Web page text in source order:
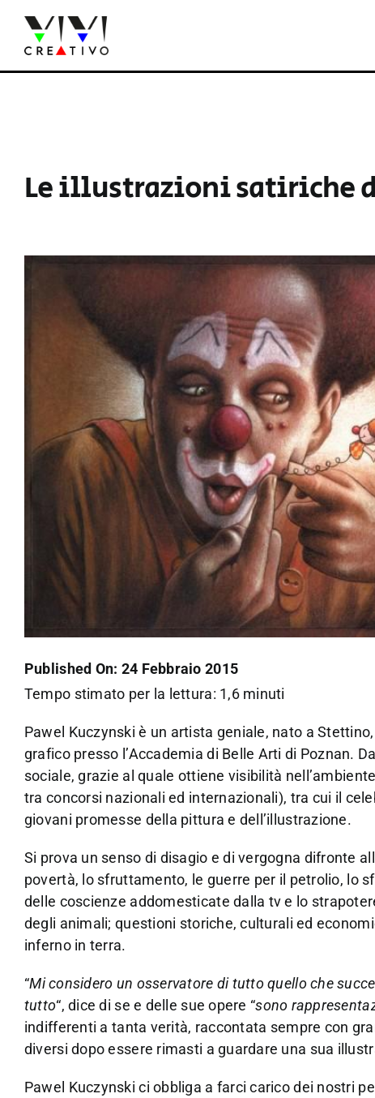
contenuto
Le illustrazioni satiriche
Published On: 24 Febbraio 2015
Tempo stimato per la lettura: 1,6 minuti
Pawel Kuczynski è un artista geniale, nato a
grafico presso l’Accademia di Belle Arti di Poznan.
sociale, grazie al quale ottiene visibilità
tra concorsi nazionali ed internazionali), tra cui il
giovani promesse della pittura e dell’illustrazione.
Si prova un senso di disagio e di vergogna difronte
povertà, lo sfruttamento, le guerre per il petrolio, lo
delle coscienze addomesticate dalla tv e lo
degli animali; questioni storiche, culturali ed
inferno in terra.
“Mi considero un osservatore di tutto quello che
tutto“, dice di se e delle sue opere “sono
indifferenti a tanta verità, raccontata sempre con
diversi dopo essere rimasti a guardare una sua
Pawel Kuczynski ci obbliga a farci carico dei nostri